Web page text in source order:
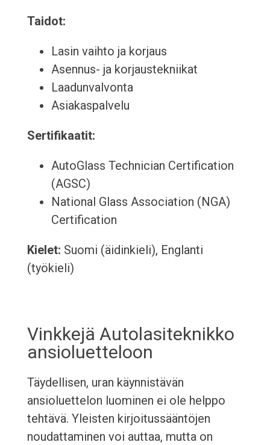
Taidot:
Lasin vaihto ja korjaus
Asennus- ja korjaustekniikat
Laadunvalvonta
Asiakaspalvelu
Sertifikaatit:
AutoGlass Technician Certification
(AGSC)
National Glass Association (NGA)
Certification
Kielet: Suomi (äidinkieli), Englanti
(työkieli)
Vinkkejä Autolasiteknikko
ansioluetteloon
Täydellisen, uran käynnistävän
ansioluettelon luominen ei ole helppo
tehtävä. Yleisten kirjoitussääntöjen
noudattaminen voi auttaa, mutta on